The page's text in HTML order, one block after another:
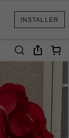
INSTALLER